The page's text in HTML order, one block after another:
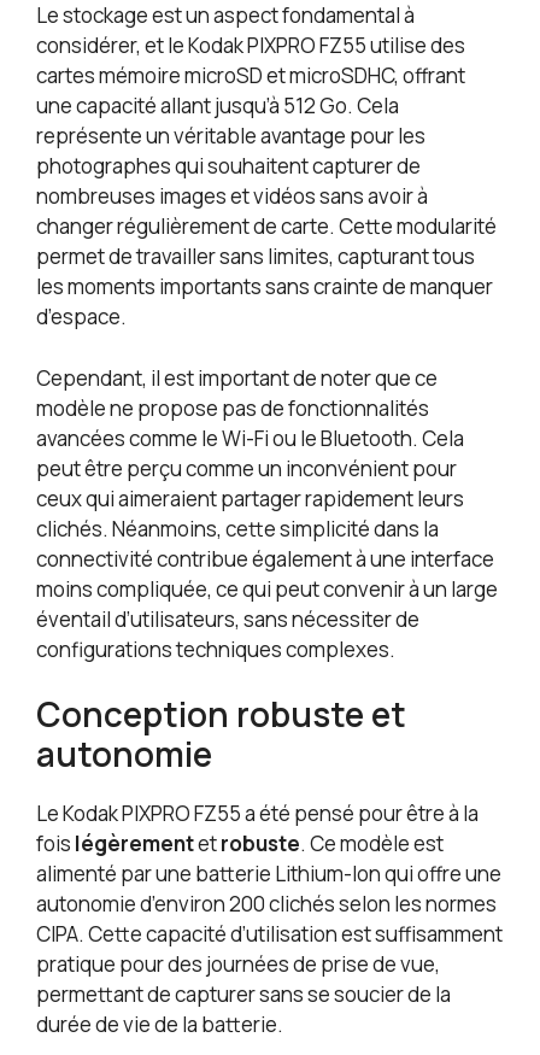
Le stockage est un aspect fondamental à
considérer, et le Kodak PIXPRO FZ55 utilise des
cartes mémoire microSD et microSDHC, offrant
une capacité allant jusqu’à 512 Go. Cela
représente un véritable avantage pour les
photographes qui souhaitent capturer de
nombreuses images et vidéos sans avoir à
changer régulièrement de carte. Cette modularité
permet de travailler sans limites, capturant tous
les moments importants sans crainte de manquer
d’espace.
Cependant, il est important de noter que ce
modèle ne propose pas de fonctionnalités
avancées comme le Wi-Fi ou le Bluetooth. Cela
peut être perçu comme un inconvénient pour
ceux qui aimeraient partager rapidement leurs
clichés. Néanmoins, cette simplicité dans la
connectivité contribue également à une interface
moins compliquée, ce qui peut convenir à un large
éventail d’utilisateurs, sans nécessiter de
configurations techniques complexes.
Conception robuste et
autonomie
Le Kodak PIXPRO FZ55 a été pensé pour être à la
fois légèrementetrobuste. Ce modèle est
alimenté par une batterie Lithium-Ion qui offre une
autonomie d’environ 200 clichés selon les normes
CIPA. Cette capacité d’utilisation est suffisamment
pratique pour des journées de prise de vue,
permettant de capturer sans se soucier de la
durée de vie de la batterie.